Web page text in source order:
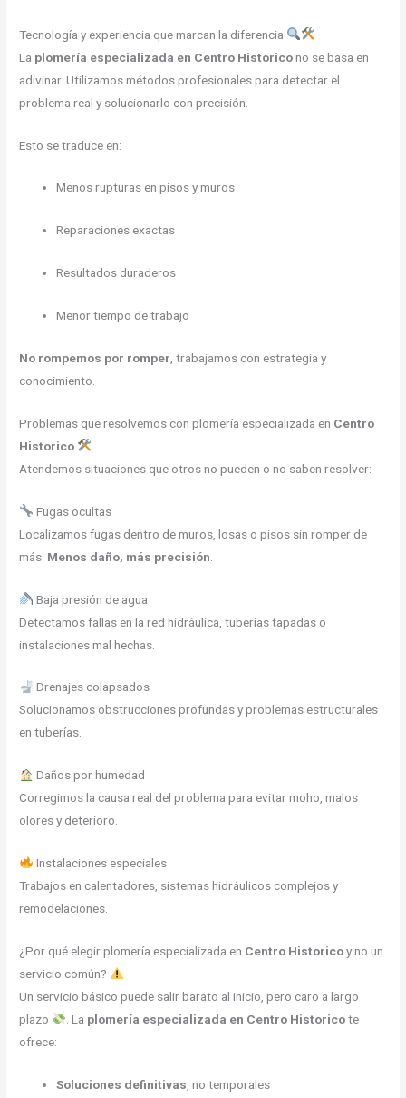
Tecnología y experiencia que marcan la diferencia
La plomería especializada en Centro Historicono se basa en
adivinar. Utilizamos métodos profesionales para detectar el
problema real y solucionarlo con precisión.
Esto se traduce en:
Menos rupturas en pisos y muros
Reparaciones exactas
Resultados duraderos
Menor tiempo de trabajo
No rompemos por romper , trabajamos con estrategia y
conocimiento.
Problemas que resolvemos con plomería especializada en Centro
Historico
Atendemos situaciones que otros no pueden o no saben resolver:
Fugas ocultas
Localizamos fugas dentro de muros, losas o pisos sin romper de
más. Menos daño, más precisión
Baja presión de agua
Detectamos fallas en la red hidráulica, tuberías tapadas o
instalaciones mal hechas.
Drenajes colapsados
Solucionamos obstrucciones profundas y problemas estructurales
en tuberías.
Daños por humedad
Corregimos la causa real del problema para evitar moho, malos
olores y deterioro.
Instalaciones especiales
Trabajos en calentadores, sistemas hidráulicos complejos y
remodelaciones.
¿Por qué elegir plomería especializada en Centro Historicoy no un
servicio común?
Un servicio básico puede salir barato al inicio, pero caro a largo
plazo
. La plomería especializada en Centro Historicote
ofrece:
Soluciones definitivas , no temporales